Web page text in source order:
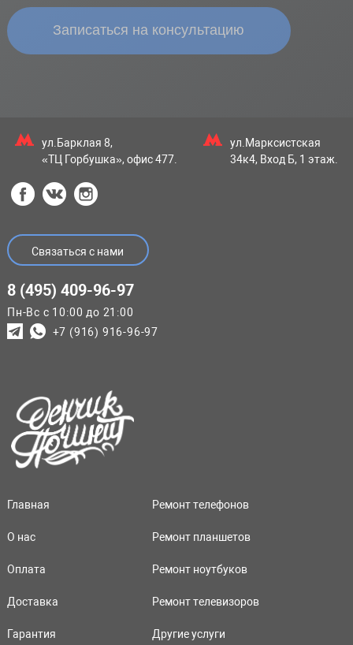
ул.Барклая 8,
«ТЦ Горбушка», офис 477.
ул.Марксистская
34к4, Вход Б, 1 этаж.
Связаться с нами
8 (495) 409-96-97
Пн-Вс с 10:00 до 21:00
+7 (916) 916-96-97
Главная
О нас
Оплата
Доставка
Гарантия
Ремонт телефонов
Ремонт планшетов
Ремонт ноутбуков
Ремонт телевизоров
Другие услуги